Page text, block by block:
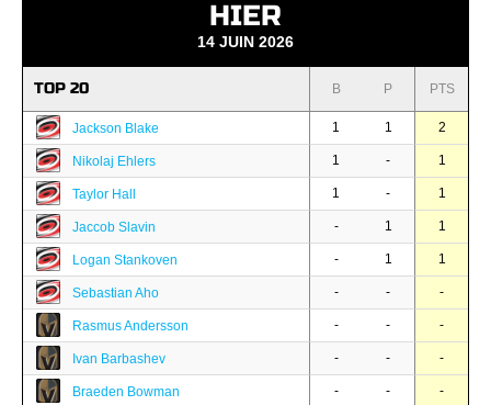
HIER
14 JUIN 2026
TOP 20 B P PTS
Jackson Blake 1 1 2
Nikolaj Ehlers 1 - 1
Taylor Hall 1 - 1
Jaccob Slavin - 1 1
Logan Stankoven - 1 1
Sebastian Aho - - -
Rasmus Andersson - - -
Ivan Barbashev - - -
Braeden Bowman - - -